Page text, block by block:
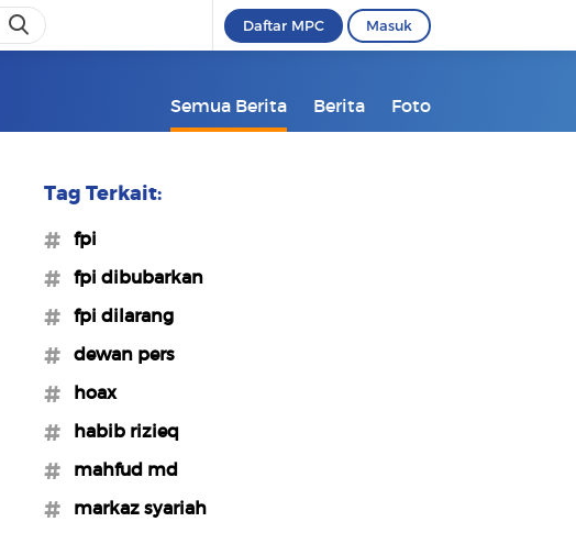
Daftar MPC Masuk
Semua Berita Berita Foto
Tag Terkait:
#fpi
#fpi dibubarkan
#fpi dilarang
#dewan pers
#hoax
#habib rizieq
#mahfud md
#markaz syariah